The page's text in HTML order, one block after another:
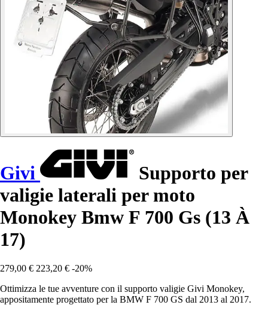
Givi
Supporto per
valigie laterali per moto
Monokey Bmw F 700 Gs (13 À
17)
279,00 € 223,20 € -20%
Ottimizza le tue avventure con il supporto valigie Givi Monokey,
appositamente progettato per la BMW F 700 GS dal 2013 al 2017.